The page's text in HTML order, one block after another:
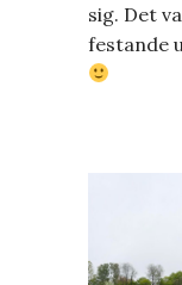
sig. Det
festande